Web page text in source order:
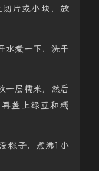
片或小块，放
煮一下，洗干
层糯米，然后
盖上绿豆和糯
子，煮沸1小